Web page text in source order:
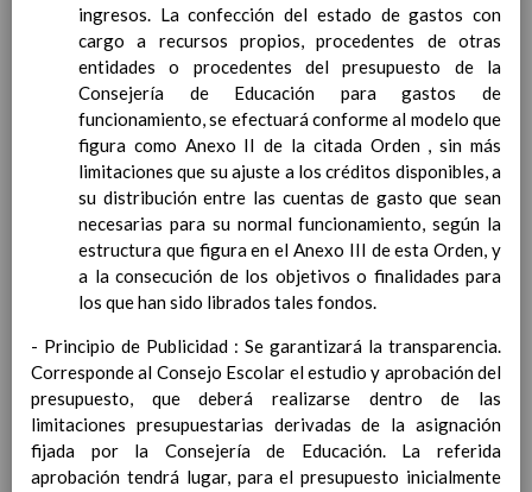
ConcreciÃ³n curricular
para la etapa. Perfiles de
Ã¡rea y de
competencias
En revisiÃ³n
Ãrea de MatemÃ¡ticas
Objetivos del Ã¡rea
ContribuciÃ³n del Ã¡rea a
las competencias clave
ConcreciÃ³n curricular
para la etapa. Perfiles de
Ã¡rea y de
competencias
(inglÃ©s)
Objetivos del Ã¡rea
ContribuciÃ³n del Ã¡rea a
las competencias clave
ConcreciÃ³n curricular
para la etapa. Perfiles de
ingresos. La confección del estado de gastos con
cargo a recursos propios, procedentes de otras
entidades o procedentes del presupuesto de la
Consejería de Educación para gastos de
funcionamiento, se efectuará conforme al modelo que
figura como Anexo II de la citada Orden , sin más
limitaciones que su ajuste a los créditos disponibles, a
su distribución entre las cuentas de gasto que sean
necesarias para su normal funcionamiento, según la
estructura que figura en el Anexo III de esta Orden, y
a la consecución de los objetivos o finalidades para
los que han sido librados tales fondos.
- Principio de Publicidad : Se garantizará la transparencia.
Corresponde al Consejo Escolar el estudio y aprobación del
presupuesto, que deberá realizarse dentro de las
limitaciones presupuestarias derivadas de la asignación
fijada por la Consejería de Educación. La referida
aprobación tendrá lugar, para el presupuesto inicialmente